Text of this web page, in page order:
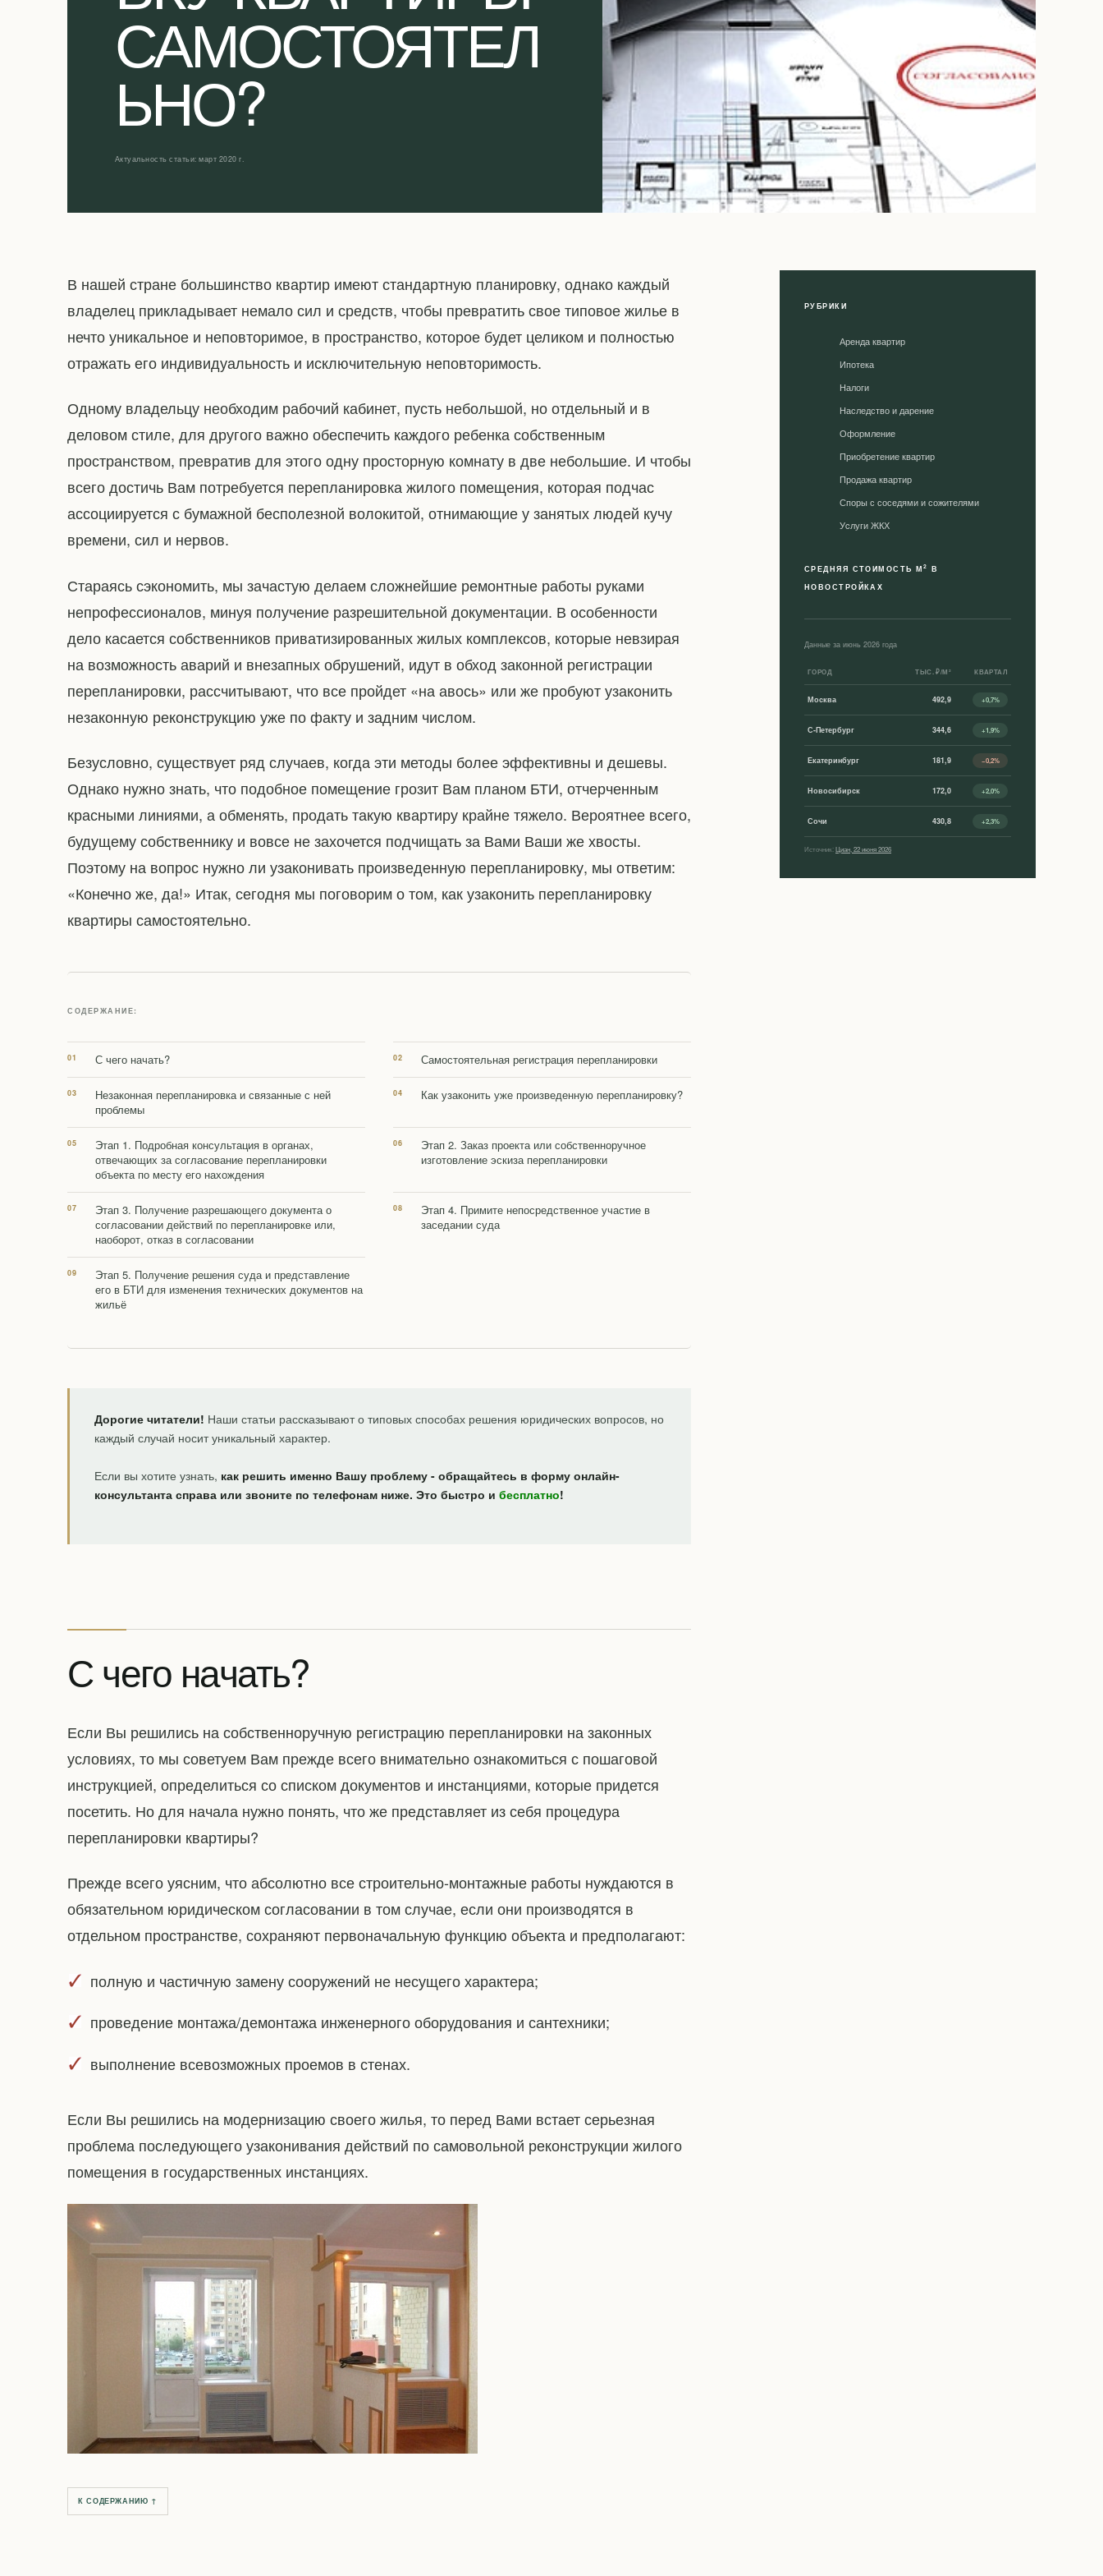
САМОСТОЯТЕЛ
ЬНО?
Актуальность статьи: март 2020 г.
В нашей стране большинство квартир имеют стандартную планировку, однако каждый
владелец прикладывает немало сил и средств, чтобы превратить свое типовое жилье в
нечто уникальное и неповторимое, в пространство, которое будет целиком и полностью
отражать его индивидуальность и исключительную неповторимость.
Одному владельцу необходим рабочий кабинет, пусть небольшой, но отдельный и в
деловом стиле, для другого важно обеспечить каждого ребенка собственным
пространством, превратив для этого одну просторную комнату в две небольшие. И чтобы
всего достичь Вам потребуется перепланировка жилого помещения, которая подчас
ассоциируется с бумажной бесполезной волокитой, отнимающие у занятых людей кучу
времени, сил и нервов.
Стараясь сэкономить, мы зачастую делаем сложнейшие ремонтные работы руками
непрофессионалов, минуя получение разрешительной документации. В особенности
дело касается собственников приватизированных жилых комплексов, которые невзирая
на возможность аварий и внезапных обрушений, идут в обход законной регистрации
перепланировки, рассчитывают, что все пройдет «на авось» или же пробуют узаконить
незаконную реконструкцию уже по факту и задним числом.
Безусловно, существует ряд случаев, когда эти методы более эффективны и дешевы.
Однако нужно знать, что подобное помещение грозит Вам планом БТИ, отчерченным
красными линиями, а обменять, продать такую квартиру крайне тяжело. Вероятнее всего,
будущему собственнику и вовсе не захочется подчищать за Вами Ваши же хвосты.
Поэтому на вопрос нужно ли узаконивать произведенную перепланировку, мы ответим:
«Конечно же, да!» Итак, сегодня мы поговорим о том, как узаконить перепланировку
квартиры самостоятельно.
СОДЕРЖАНИЕ:
С чего начать? Самостоятельная регистрация перепланировки
Незаконная перепланировка и связанные с ней
проблемы
Как узаконить уже произведенную перепланировку?
Этап 1. Подробная консультация в органах,
отвечающих за согласование перепланировки
объекта по месту его нахождения
Этап 2. Заказ проекта или собственноручное
изготовление эскиза перепланировки
Этап 3. Получение разрешающего документа о
согласовании действий по перепланировке или,
наоборот, отказ в согласовании
Этап 4. Примите непосредственное участие в
заседании суда
Этап 5. Получение решения суда и представление
его в БТИ для изменения технических документов на
жильё
Дорогие читатели! Наши статьи рассказывают о типовых способах решения юридических вопросов, но
каждый случай носит уникальный характер.
Если вы хотите узнать, как решить именно Вашу проблему - обращайтесь в форму онлайн-
консультанта справа или звоните по телефонам ниже. Это быстро и бесплатно!
С чего начать?
Если Вы решились на собственноручную регистрацию перепланировки на законных
условиях, то мы советуем Вам прежде всего внимательно ознакомиться с пошаговой
инструкцией, определиться со списком документов и инстанциями, которые придется
посетить. Но для начала нужно понять, что же представляет из себя процедура
перепланировки квартиры?
Прежде всего уясним, что абсолютно все строительно-монтажные работы нуждаются в
обязательном юридическом согласовании в том случае, если они производятся в
отдельном пространстве, сохраняют первоначальную функцию объекта и предполагают:
полную и частичную замену сооружений не несущего характера;
проведение монтажа/демонтажа инженерного оборудования и сантехники;
выполнение всевозможных проемов в стенах.
Если Вы решились на модернизацию своего жилья, то перед Вами встает серьезная
проблема последующего узаконивания действий по самовольной реконструкции жилого
помещения в государственных инстанциях.
К СОДЕРЖАНИЮ ↑
РУБРИКИ
Аренда квартир
Ипотека
Налоги
Наследство и дарение
Оформление
Приобретение квартир
Продажа квартир
Споры с соседями и сожителями
Уcлуги ЖКХ
СРЕДНЯЯ СТОИМОСТЬ М2 В
НОВОСТРОЙКАХ
Данные за июнь 2026 года
ГОРОД ТЫС. ₽/М² КВАРТАЛ
Москва 492,9 +0,7%
С-Петербург 344,6 +1,9%
Екатеринбург 181,9 −0,2%
Новосибирск 172,0 +2,0%
Сочи 430,8 +2,3%
Источник:Циан, 22 июня 2026